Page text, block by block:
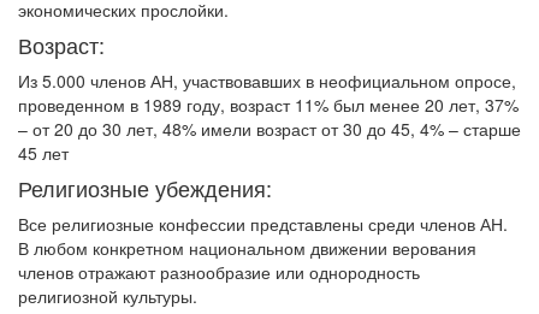
экономических прослойки.
Возраст:
Из 5.000 членов АН, участвовавших в неофициальном опросе,
проведенном в 1989 году, возраст 11% был менее 20 лет, 37%
– от 20 до 30 лет, 48% имели возраст от 30 до 45, 4% – старше
45 лет
Религиозные убеждения:
Все религиозные конфессии представлены среди членов АН.
В любом конкретном национальном движении верования
членов отражают разнообразие или однородность
религиозной культуры.